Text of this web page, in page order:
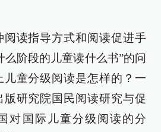
阅读指导方式和阅读促进手
么阶段的儿童读什么书”的问
儿童分级阅读是怎样的？一
研究院国民阅读研究与促
对国际儿童分级阅读的分